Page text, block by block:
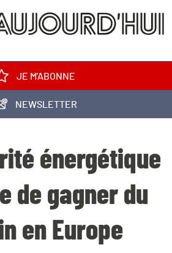
JE M'ABONNE
NEWSLETTER
énergétique
de gagner du
en Europe